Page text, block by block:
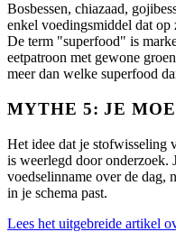
Bosbessen, chiazaad,
enkel voedingsmiddel dat op
De term "superfood" is
eetpatroon met gewone
meer dan welke superfood
MYTHE 5: JE
Het idee dat je stofwisseling
is weerlegd door onderzoek.
voedselinname over de dag,
in je schema past.
Lees het uitgebreide artikel